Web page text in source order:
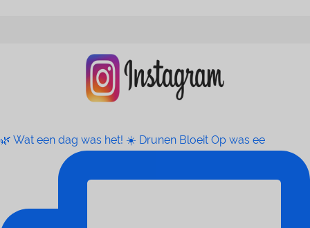
🌿 Wat een dag was het! ☀️ Drunen Bloeit Op was ee